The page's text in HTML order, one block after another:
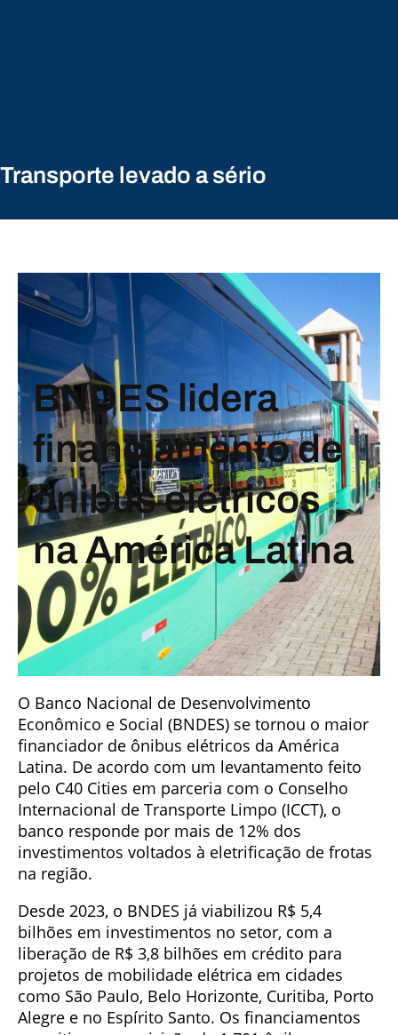
Transporte levado a sério
BNDES lidera
financiamento de
ônibus elétricos
na América Latina
O Banco Nacional de Desenvolvimento
Econômico e Social (BNDES) se tornou o maior
financiador de ônibus elétricos da América
Latina. De acordo com um levantamento feito
pelo C40 Cities em parceria com o Conselho
Internacional de Transporte Limpo (ICCT), o
banco responde por mais de 12% dos
investimentos voltados à eletrificação de frotas
na região.
Desde 2023, o BNDES já viabilizou R$ 5,4
bilhões em investimentos no setor, com a
liberação de R$ 3,8 bilhões em crédito para
projetos de mobilidade elétrica em cidades
como São Paulo, Belo Horizonte, Curitiba, Porto
Alegre e no Espírito Santo. Os financiamentos